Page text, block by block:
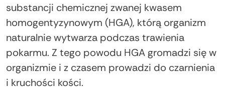
substancji chemicznej zwanej kwasem
homogentyzynowym (HGA), którą organizm
naturalnie wytwarza podczas trawienia
pokarmu. Z tego powodu HGA gromadzi się w
organizmie i z czasem prowadzi do czarnienia
i kruchości kości.